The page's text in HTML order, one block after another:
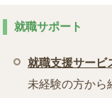
就職サポート
就職支援サービ
未経験の方から